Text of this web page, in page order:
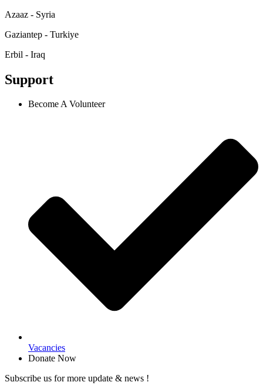
Azaaz - Syria
Gaziantep - Turkiye
Erbil - Iraq
Support
Become A Volunteer
Vacancies
Donate Now
Subscribe us for more update & news !